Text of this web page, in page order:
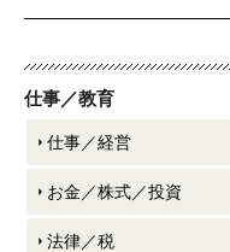
仕事／教育
仕事／経営
お金／株式／投資
法律／税